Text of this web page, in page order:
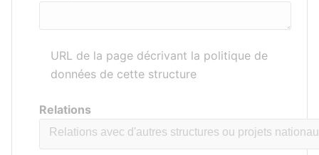
URL de la page décrivant la politique de
données de cette structure
Relations